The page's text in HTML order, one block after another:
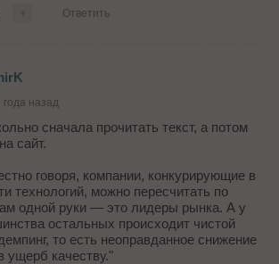
Ответить
назад
сначала прочитать текст, а потом
сайт.
говоря, компании, конкурирующие в
технологий, можно пересчитать по
одной руки — это лидеры рынка. А у
остальных происходит чистой
то есть неоправданное снижение
ущерб качеству."